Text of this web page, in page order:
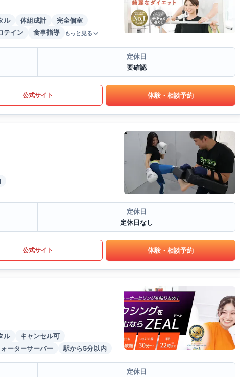
ル 体組成計
完全個室
テイン 食事指導 もっと見る
定休日
要確認
公式サイト 体験・相談予約
定休日
定休日なし
公式サイト 体験・相談予約
ル
キャンセル可
ーターサーバー 駅から5分以内
定休日